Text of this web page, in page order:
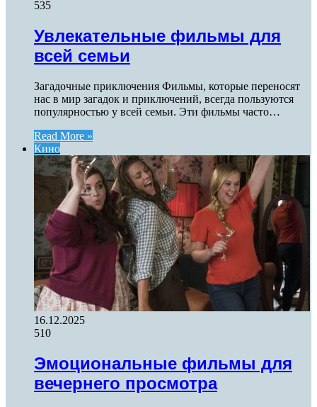
535
Увлекательные фильмы для
всей семьи
Загадочные приключения Фильмы, которые переносят
нас в мир загадок и приключений, всегда пользуются
популярностью у всей семьи. Эти фильмы часто…
Read More »
Кино
16.12.2025
510
Эмоциональные фильмы для
вечернего просмотра